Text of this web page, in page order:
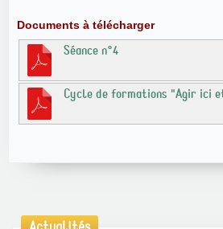
Documents à télécharger
Séance n°4
Cycle de formations "Agir ici